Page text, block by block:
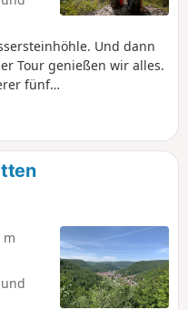
Und dann
Tour genießen wir alles.
fünf
innerhalb des
führen. Nicht nur der
auch die
Kunstmühlefelsen
über die Stadt
einzelnen
Waldpfad entlang
laden zum
ein.
m